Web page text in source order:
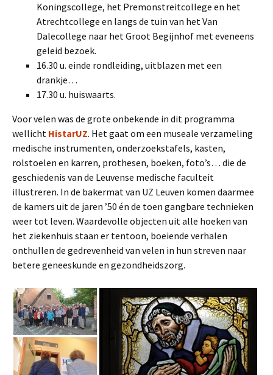
Koningscollege, het Premonstreitcollege en het
Atrechtcollege en langs de tuin van het Van
Dalecollege naar het Groot Begijnhof met eveneens
geleid bezoek.
16.30 u. einde rondleiding, uitblazen met een
drankje…
17.30 u. huiswaarts.
Voor velen was de grote onbekende in dit programma
wellicht HistarUZ. Het gaat om een museale verzameling
medische instrumenten, onderzoekstafels, kasten,
rolstoelen en karren, prothesen, boeken, foto’s… die de
geschiedenis van de Leuvense medische faculteit
illustreren. In de bakermat van UZ Leuven komen daarmee
de kamers uit de jaren ’50 én de toen gangbare technieken
weer tot leven. Waardevolle objecten uit alle hoeken van
het ziekenhuis staan er tentoon, boeiende verhalen
onthullen de gedrevenheid van velen in hun streven naar
betere geneeskunde en gezondheidszorg.